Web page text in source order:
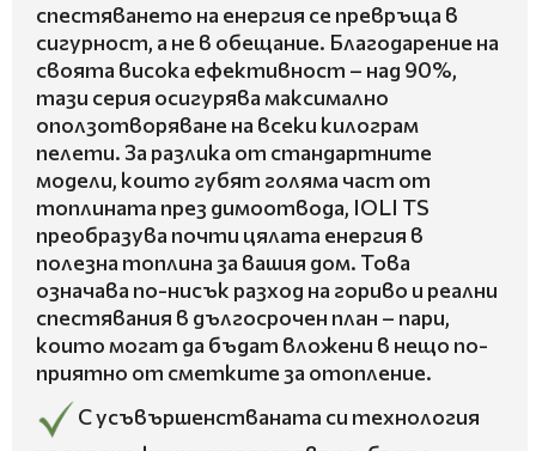
спестяването на енергия се превръща в
сигурност, а не в обещание. Благодарение на
своята висока ефективност – над 90%,
тази серия осигурява максимално
оползотворяване на всеки килограм
пелети. За разлика от стандартните
модели, които губят голяма част от
топлината през димоотвода, IOLI TS
преобразува почти цялата енергия в
полезна топлина за вашия дом. Това
означава по-нисък разход на гориво и реални
спестявания в дългосрочен план – пари,
които могат да бъдат вложени в нещо по-
приятно от сметките за отопление.
С усъвършенстваната си технология